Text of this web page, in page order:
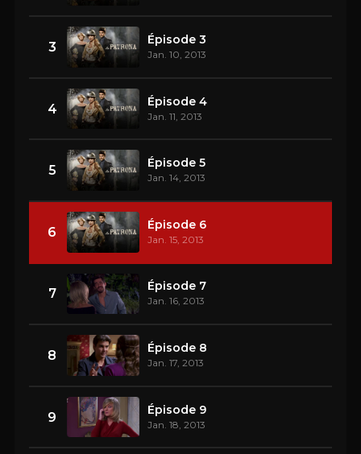
3 Épisode 3
Jan. 10, 2013
4 Épisode 4
Jan. 11, 2013
5 Épisode 5
Jan. 14, 2013
6 Épisode 6
Jan. 15, 2013
7 Épisode 7
Jan. 16, 2013
8 Épisode 8
Jan. 17, 2013
9 Épisode 9
Jan. 18, 2013